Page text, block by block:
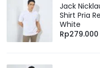
Jack
Shirt Pria
White
Rp279.000